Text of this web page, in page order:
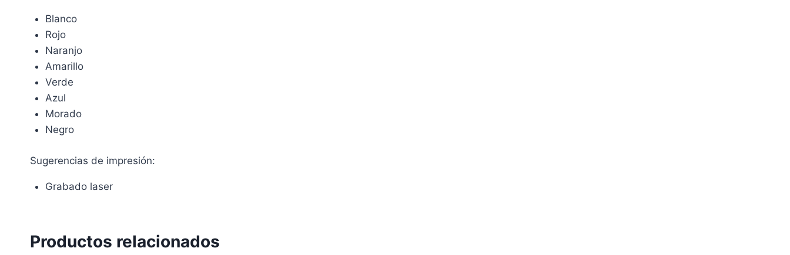
Blanco
Rojo
Naranjo
Amarillo
Verde
Azul
Morado
Negro
Sugerencias de impresión:
Grabado laser
Productos relacionados